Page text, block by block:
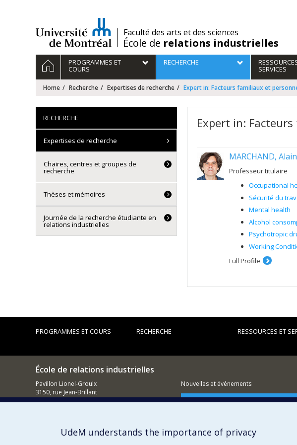
/Faculté des arts et des sciences
École de relations industrielles
Navigation
principale
HOMEPROGRAMMES ET
COURS
RECHERCHE
SERVICES
Home Recherche Expertises de recherche Expert in: Facteurs familiaux et
Expert in:
MARCHAND, Alain
Professeur titulaire
Occupational
Sécurité du
Mental health
Alcohol
Psychotropic
Working
Full Profile
RECHERCHE
Expertises de recherche
Chaires, centres et groupes de
recherche
Thèses et mémoires
Journée de la recherche étudiante en
relations industrielles
PROGRAMMES ET COURS RECHERCHE RESSOURCES ET
École de relations industrielles
Pavillon Lionel-Groulx
3150, rue Jean-Brillant
Montréal (QC)
Nouvelles et événements
Comment soutenir l'École?
UdeM understands the importance of privacy